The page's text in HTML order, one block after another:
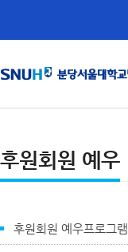
후원회원 예우
후원회원 예우프로그램